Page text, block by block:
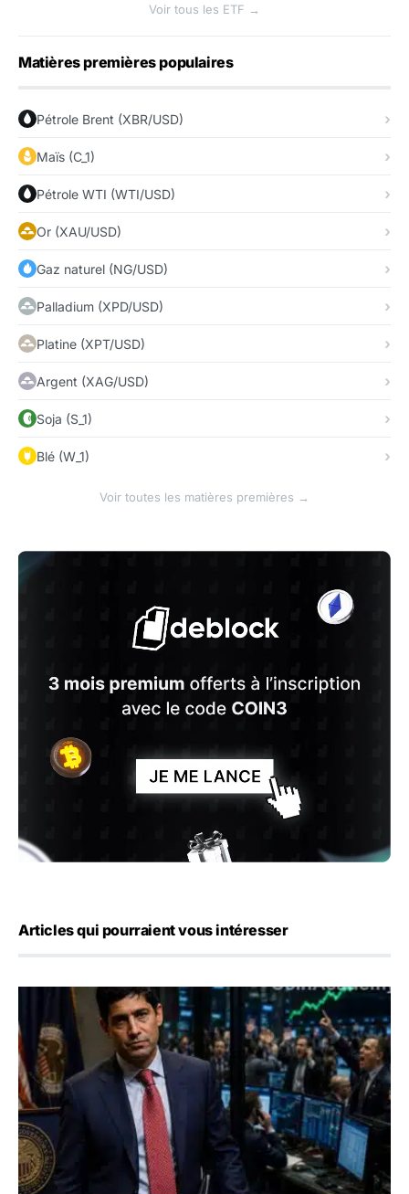
Voir tous les ETF →
Matières premières populaires
Pétrole Brent (XBR/USD)
Maïs (C_1)
Pétrole WTI (WTI/USD)
Or (XAU/USD)
Gaz naturel (NG/USD)
Palladium (XPD/USD)
Platine (XPT/USD)
Argent (XAG/USD)
Soja (S_1)
Blé (W_1)
Voir toutes les matières premières →
Articles qui pourraient vous intéresser
Emploi américain : 23 000 postes détruits en juillet, les